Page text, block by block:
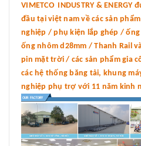
VIMETCO INDUSTRY &
đầu tại việt nam về các sản
nghiệp / phụ kiện lắp ghép /
ống nhôm d28mm / Thanh Rail
pin mặt trời / các sản phẩm gia
các hệ thống băng tải, khung
nghiệp phụ trợ với 11 năm kinh